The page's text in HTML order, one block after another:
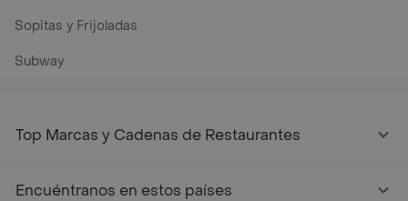
Sopitas y Frijoladas
Subway
Top Marcas y Cadenas de Restaurantes
Encuéntranos en estos países